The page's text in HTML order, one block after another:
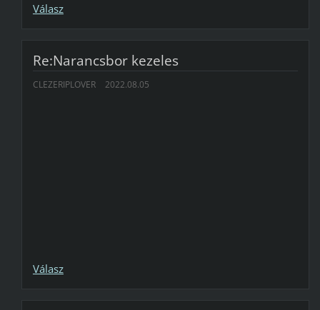
Válasz
Re:Narancsbor kezeles
CLEZERIPLOVER 2022.08.05
Válasz